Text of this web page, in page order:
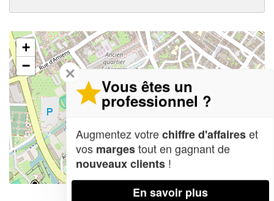
+
−
Leaflet| Map data ©OpenStreetMap contributors,CC-BY-SA
✕
Vous êtes un
professionnel ?
Augmentez votrechiffre d'affaireset
vos margestout en gagnant de
nouveaux clients !
En savoir plus